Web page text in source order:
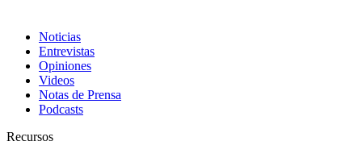
Noticias
Entrevistas
Opiniones
Videos
Notas de Prensa
Podcasts
Recursos